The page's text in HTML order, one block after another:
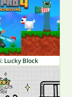
Lucky Block